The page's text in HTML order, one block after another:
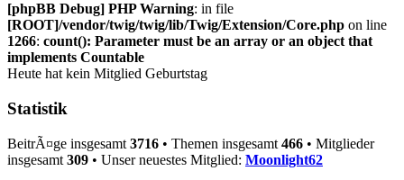
[phpBB Debug] PHP Warning: in file
[ROOT]/vendor/twig/twig/lib/Twig/Extension/Core.php on line
1266: count(): Parameter must be an array or an object that
implements Countable
Heute hat kein Mitglied Geburtstag
Statistik
BeitrÃ¤ge insgesamt 3716 • Themen insgesamt 466 • Mitglieder
insgesamt 309 • Unser neuestes Mitglied: Moonlight62